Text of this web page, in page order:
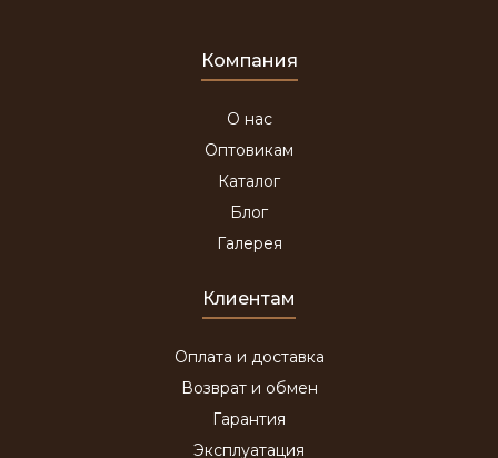
Компания
О нас
Оптовикам
Каталог
Блог
Галерея
Клиентам
Оплата и доставка
Возврат и обмен
Гарантия
Эксплуатация